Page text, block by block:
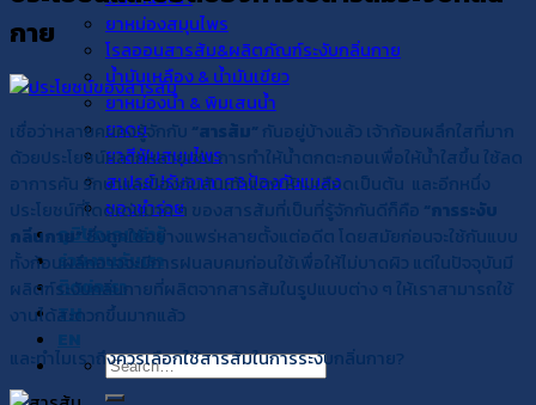
ยาหม่องสมุนไพร
โรลออนสารส้ม&ผลิตภัณฑ์ระงับกลิ่นกาย
น้ำมันเหลือง & น้ำมันเขียว
ยาหม่องน้ำ & พิมเสนน้ำ
ยาดม
ยาสีฟันสมุนไพร
สเปรย์ปรับอากาศ&ป้องกันแมลง
ของชำร่วย
ภูมิปัญญาน่ารู้
ร่วมงานกับเรา
ติดต่อเรา
TH
EN
Search
for:
กาย
เชื่อว่าหลายคนคงรู้จักกับ “สารส้ม” กันอยู่บ้างแล้ว เจ้าก้อนผลึกใสที่มาก
ด้วยประโยชน์หลากหลายเช่น การทำให้น้ำตกตะกอนเพื่อให้น้ำใสขึ้น ใช้ลด
อาการคัน รักษาและป้องกันส้นเท้าแตก ห้ามเลือดเป็นต้น และอีกหนึ่ง
ประโยชน์ที่โดดเด่นมาก ๆ ของสารส้มที่เป็นที่รู้จักกันดีก็คือ “การระงับ
กลิ่นกาย”ซึ่งถูกใช้อย่างแพร่หลายตั้งแต่อดีต โดยสมัยก่อนจะใช้กันแบบ
ทั้งก้อนผลึกอาจจะมีการฝนลบคมก่อนใช้เพื่อให้ไม่บาดผิว แต่ในปัจจุบันมี
ผลิตฑ์ระงับกลิ่นกายที่ผลิตจากสารส้มในรูปแบบต่าง ๆ ให้เราสามารถใช้
งานได้สะดวกขึ้นมากแล้ว
และทำไมเราถึงควรเลือกใช้สารส้มในการระงับกลิ่นกาย?